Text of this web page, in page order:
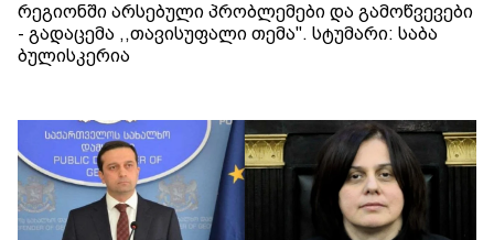
რეგიონში არსებული პრობლემები და გამოწვევები
- გადაცემა ,,თავისუფალი თემა". სტუმარი: საბა
ბულისკერია